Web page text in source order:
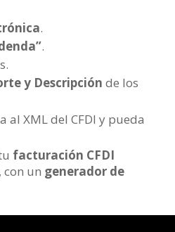
.
.
y Descripción de los
XML del CFDI y pueda
facturación CFDI
, con un generador de